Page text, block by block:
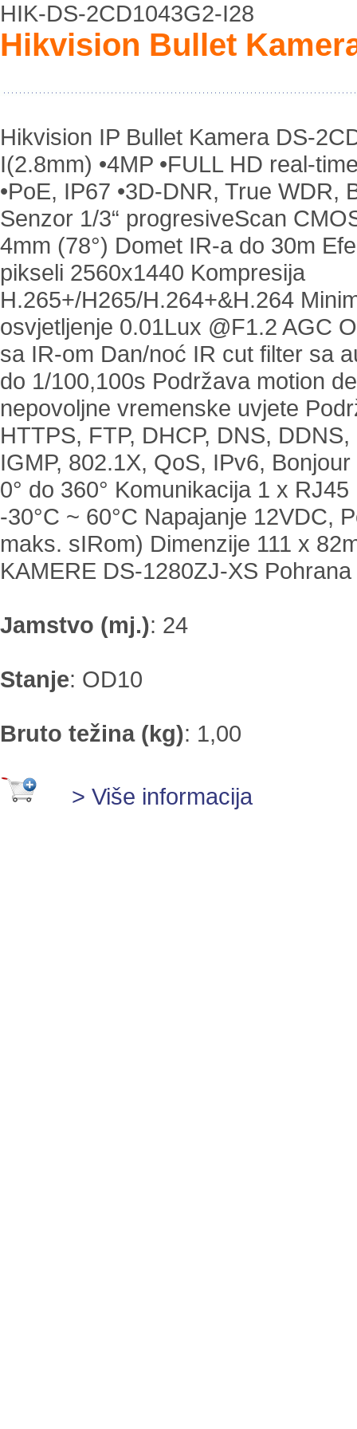
HIK-DS-2CD1043G2-I28
Hikvision Bullet
Hikvision IP Bullet Kamera DS-
I(2.8mm) •4MP •FULL HD real-
•PoE, IP67 •3D-DNR, True WDR,
Senzor 1/3“ progresiveScan
4mm (78°) Domet IR-a do 30m
pikseli 2560x1440 Kompresija
H.265+/H265/H.264+&H.264
osvjetljenje 0.01Lux @F1.2 AGC
sa IR-om Dan/noć IR cut filter sa
do 1/100,100s Podržava motion
nepovoljne vremenske uvjete
HTTPS, FTP, DHCP, DNS, DDNS,
IGMP, 802.1X, QoS, IPv6,
0° do 360° Komunikacija 1 x
-30°C ~ 60°C Napajanje 12VDC,
maks. sIRom) Dimenzije 111 x
KAMERE DS-1280ZJ-XS
Jamstvo (mj.): 24
Stanje: OD10
Bruto težina (kg): 1,00
> Više informacija